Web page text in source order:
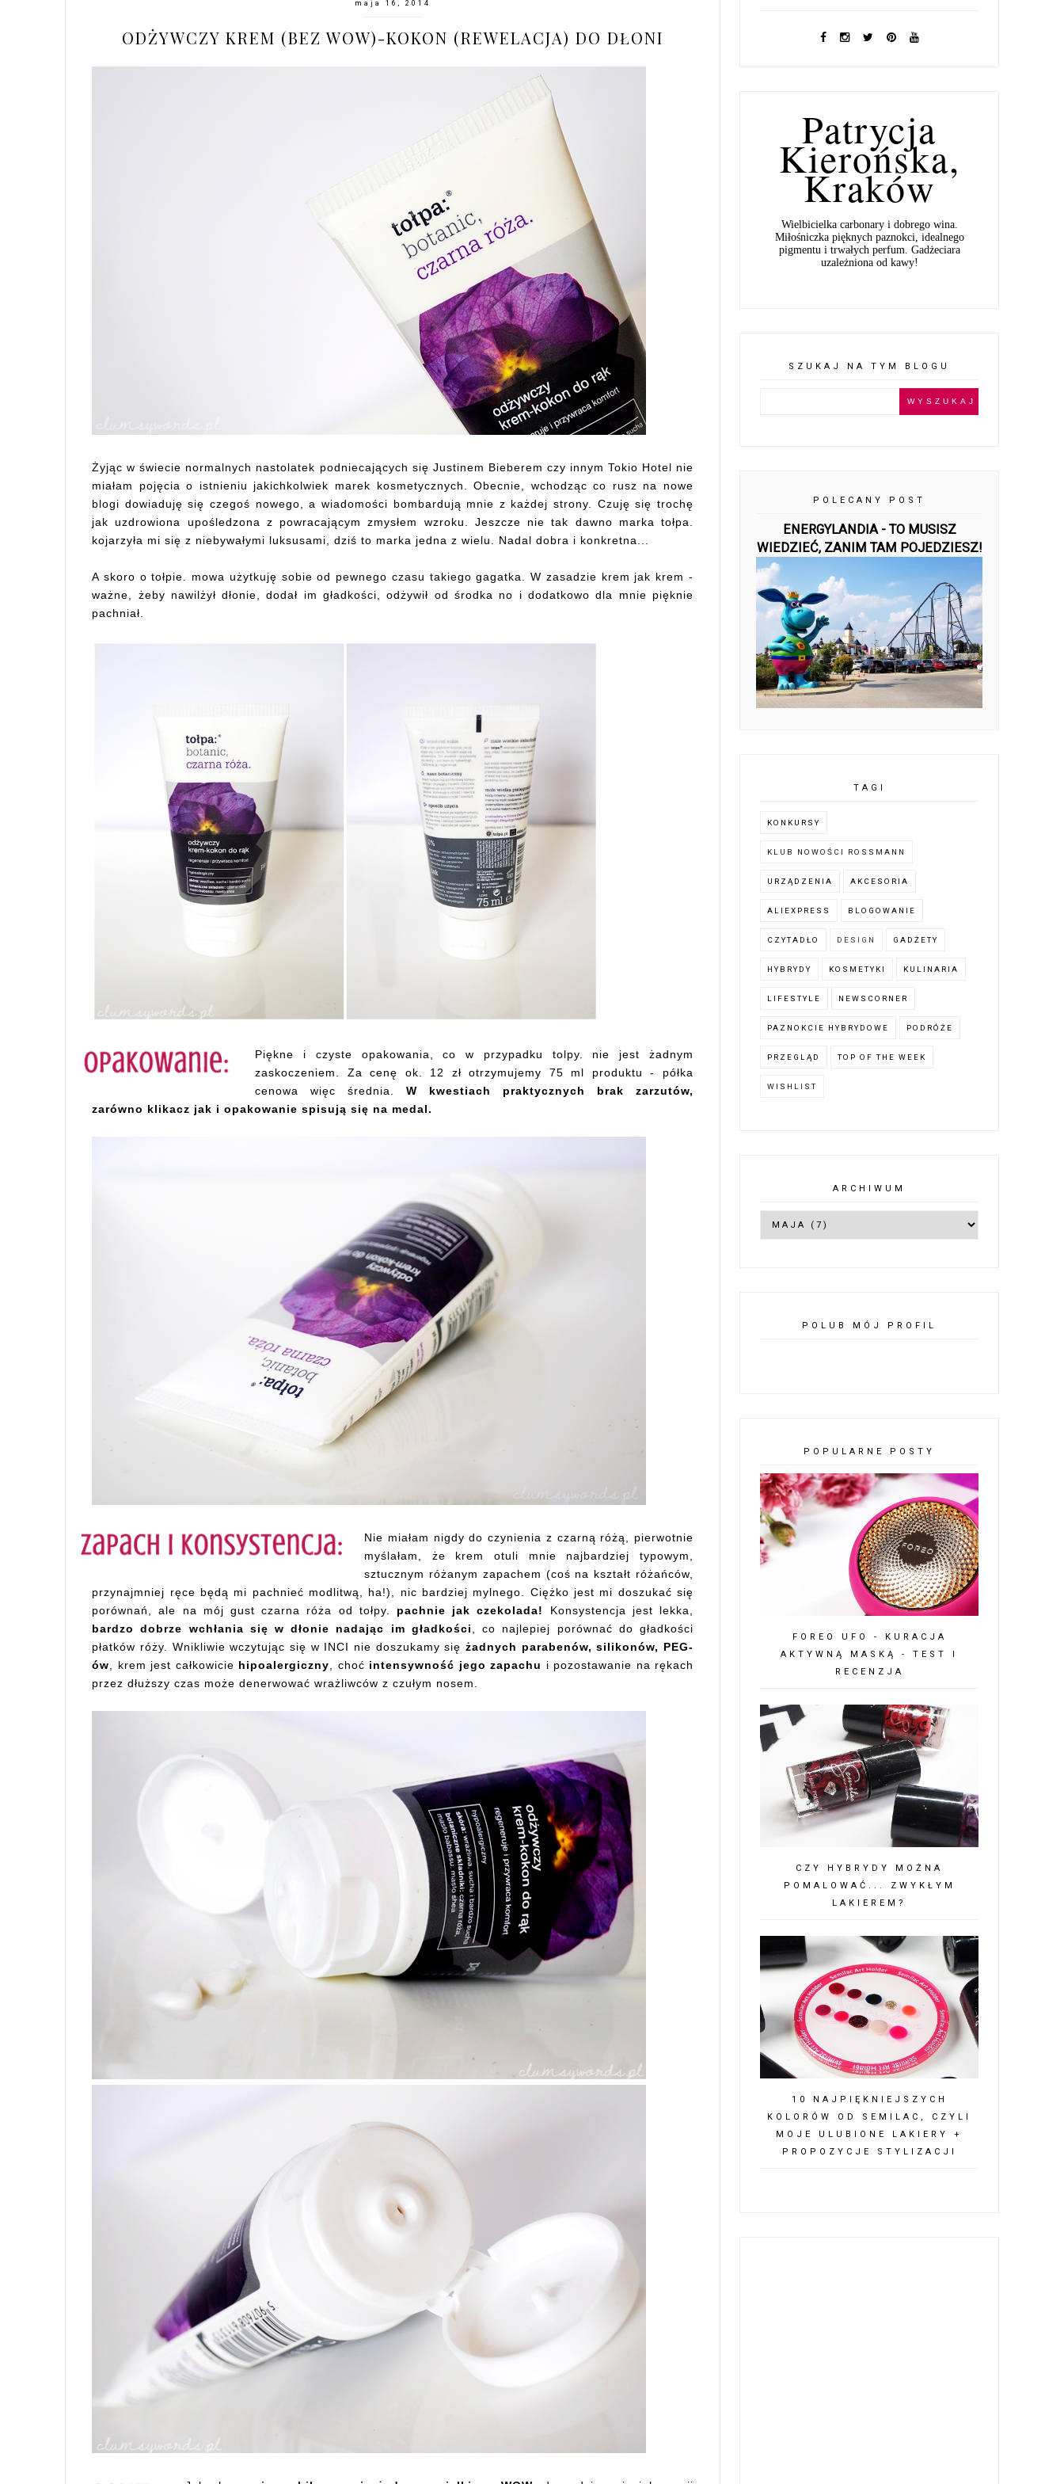
maja 16, 2014
ODŻYWCZY KREM (BEZ WOW)-KOKON (REWELACJA) DO DŁONI
Żyjąc w świecie normalnych nastolatek podniecających się Justinem Bieberem czy innym Tokio Hotel nie
miałam pojęcia o istnieniu jakichkolwiek marek kosmetycznych. Obecnie, wchodząc co rusz na nowe
blogi dowiaduję się czegoś nowego, a wiadomości bombardują mnie z każdej strony. Czuję się trochę
jak uzdrowiona upośledzona z powracającym zmysłem wzroku. Jeszcze nie tak dawno marka tołpa.
kojarzyła mi się z niebywałymi luksusami, dziś to marka jedna z wielu. Nadal dobra i konkretna...
A skoro o tołpie. mowa użytkuję sobie od pewnego czasu takiego gagatka. W zasadzie krem jak krem -
ważne, żeby nawilżył dłonie, dodał im gładkości, odżywił od środka no i dodatkowo dla mnie pięknie
pachniał.
Piękne i czyste opakowania, co w przypadku tolpy. nie jest żadnym
zaskoczeniem. Za cenę ok. 12 zł otrzymujemy 75 ml produktu - półka
cenowa więc średnia.W kwestiach praktycznych brak zarzutów,
zarówno klikacz jak i opakowanie spisują się na medal.
Nie miałam nigdy do czynienia z czarną różą, pierwotnie
myślałam, że krem otuli mnie najbardziej typowym,
sztucznym różanym zapachem (coś na kształt różańców,
przynajmniej ręce będą mi pachnieć modlitwą, ha!), nic bardziej mylnego. Ciężko jest mi doszukać się
porównań, ale na mój gust czarna róża od tołpy. pachnie jak czekolada!
Konsystencja jest lekka,
bardzo dobrze wchłania się w dłonie nadając im gładkości
, co najlepiej porównać do gładkości
płatków róży. Wnikliwie wczytując się w INCI nie doszukamy się żadnych parabenów, silikonów, PEG-
ów , krem jest całkowicie hipoalergiczny , choć intensywność jego zapachu i pozostawanie na rękach
przez dłuższy czas może denerwować wrażliwców z czułym nosem.
Patrycja
Kierońska,
Kraków
Wielbicielka carbonary i dobrego wina.
Miłośniczka pięknych paznokci, idealnego
pigmentu i trwałych perfum. Gadżeciara
uzależniona od kawy!
SZUKAJ NA TYM BLOGU
POLECANY POST
ENERGYLANDIA - TO MUSISZ
WIEDZIEĆ, ZANIM TAM POJEDZIESZ!
TAGI
KONKURSY
KLUB NOWOŚCI ROSSMANN
URZĄDZENIA AKCESORIA
ALIEXPRESS BLOGOWANIE
CZYTADŁO DESIGN GADŻETY
HYBRYDY KOSMETYKI KULINARIA
LIFESTYLE NEWSCORNER
PAZNOKCIE HYBRYDOWE PODRÓŻE
PRZEGLĄD TOP OF THE WEEK
WISHLIST
ARCHIWUM
POLUB MÓJ PROFIL
POPULARNE POSTY
FOREO UFO - KURACJA
AKTYWNĄ MASKĄ - TEST I
RECENZJA
CZY HYBRYDY MOŻNA
POMALOWAĆ... ZWYKŁYM
LAKIEREM?
10 NAJPIĘKNIEJSZYCH
KOLORÓW OD SEMILAC, CZYLI
MOJE ULUBIONE LAKIERY +
PROPOZYCJE STYLIZACJI